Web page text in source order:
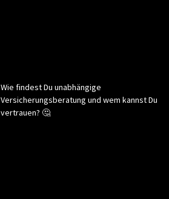
Wie findest Du unabhängige
Versicherungsberatung und wem kannst Du
vertrauen? 🤔